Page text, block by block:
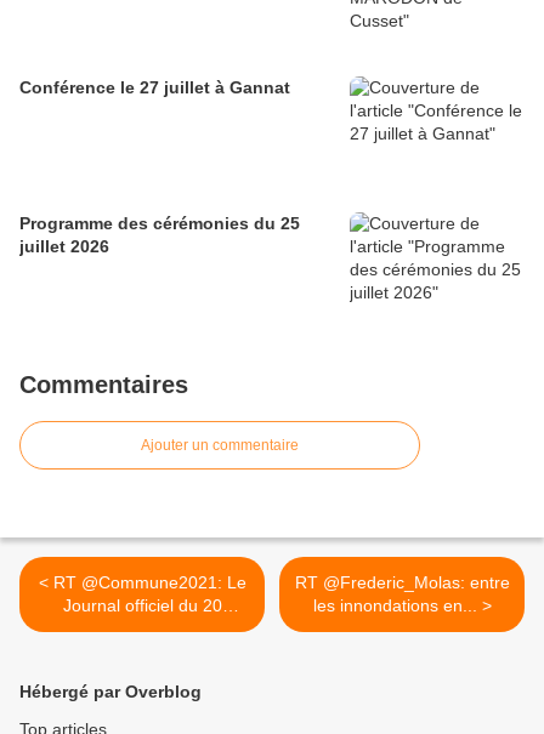
Conférence le 27 juillet à Gannat
Programme des cérémonies du 25
juillet 2026
Commentaires
Ajouter un commentaire
< RT @Commune2021: Le
Journal officiel du 20
juillet...
RT @Frederic_Molas: entre
les innondations en... >
Hébergé par Overblog
Top articles